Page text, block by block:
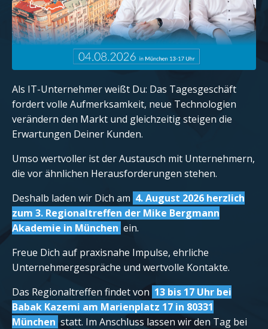
Als IT-Unternehmer weißt Du: Das Tagesgeschäft
fordert volle Aufmerksamkeit, neue Technologien
verändern den Markt und gleichzeitig steigen die
Erwartungen Deiner Kunden.
Umso wertvoller ist der Austausch mit Unternehmern,
die vor ähnlichen Herausforderungen stehen.
Deshalb laden wir Dich am 4. August 2026 herzlich
zum 3. Regionaltreffen der Mike Bergmann
Akademie in München ein.
Freue Dich auf praxisnahe Impulse, ehrliche
Unternehmergespräche und wertvolle Kontakte.
Das Regionaltreffen findet von 13 bis 17 Uhr bei
Babak Kazemi am Marienplatz 17 in 80331
München statt. Im Anschluss lassen wir den Tag bei